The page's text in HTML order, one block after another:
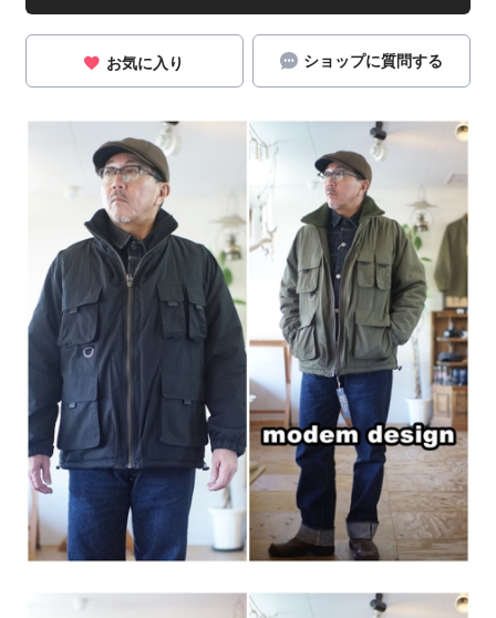
お気に入り ショップに質問する